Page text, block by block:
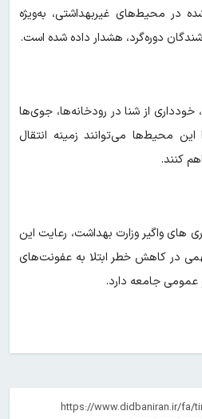
در محیط‌های غیربهداشتی، به‌ویژه
دوره‌گرد، هشدار داده شده است.
از شنا در رودخانه‌ها، جوی‌ها
این محیط‌ها می‌توانند زمینه انتقال
کنند.
های واگیر وزارت بهداشت، رعایت این
در کاهش خطر ابتلا به عفونت‌های
جامعه دارد.